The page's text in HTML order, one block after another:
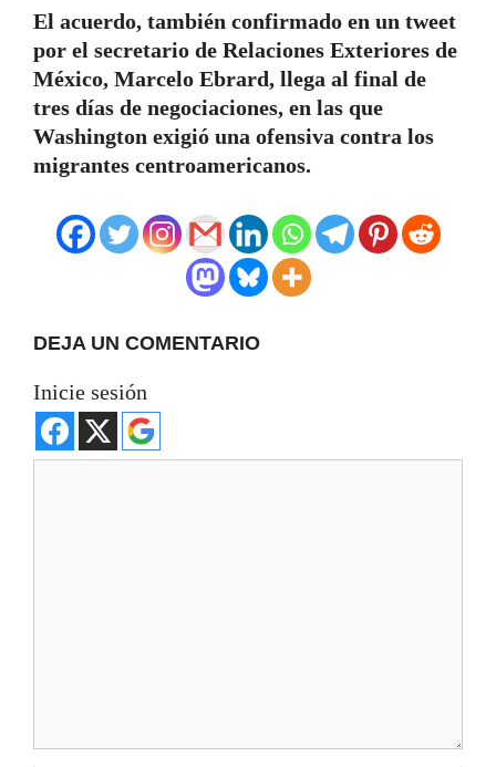
El acuerdo, también confirmado en un tweet
por el secretario de Relaciones Exteriores de
México, Marcelo Ebrard, llega al final de
tres días de negociaciones, en las que
Washington exigió una ofensiva contra los
migrantes centroamericanos.
DEJA UN COMENTARIO
Inicie sesión